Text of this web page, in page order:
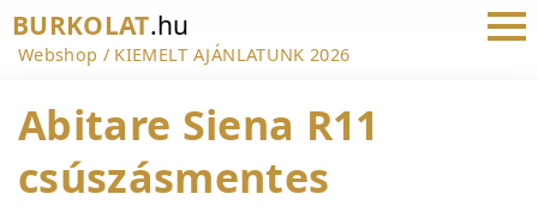
BURKOLAT.hu
Webshop KIEMELT AJÁNLATUNK 2026
Abitare Siena R11
csúszásmentes